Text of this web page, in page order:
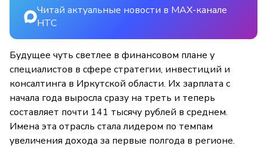
Читай актуальные новости в MAX-канале
НТС
Будущее чуть светлее в финансовом плане у
специалистов в сфере стратегии, инвестиций и
консалтинга в Иркутской области. Их зарплата с
начала года выросла сразу на треть и теперь
составляет почти 141 тысячу рублей в среднем.
Имена эта отрасль стала лидером по темпам
увеличения дохода за первые полгода в регионе.